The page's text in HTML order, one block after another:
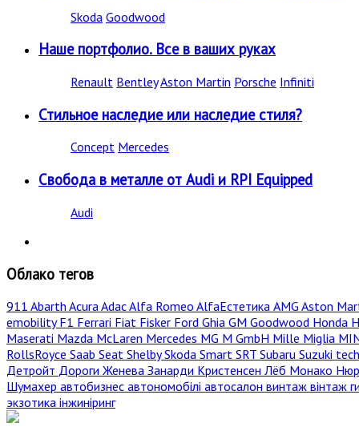
Skoda Goodwood
Наше портфолио. Все в ваших руках
Renault BentleyAston Martin Porsche Infiniti
Стильное наследие или наследие стиля?
Concept Mercedes
Свобода в металле от Audi и RPI Equipped
Audi
Облако тегов
911 Abarth AcuraAdacAlfa Romeo AlfaЕстетика AMG Aston
emobilityF1 Ferrari Fiat Fisker Ford Ghia GM Goodwood Honda
Maserati Mazda McLaren Mercedes MG M GmbH Mille Miglia
RollsRoyce Saab Seat ShelbySkoda Smart SRT Subaru Suzuki
Детройт Дороги Женева Занарди Кристенсен Лёб Монако
Шумахер автобизнес автономобілі автосалон винтаж вінтаж
экзотика інжиніринг